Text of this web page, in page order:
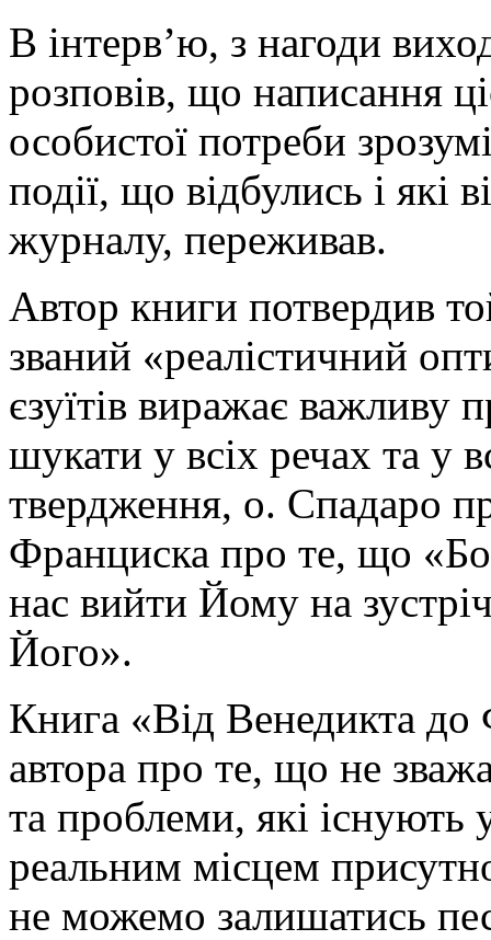
В інтерв’ю, з нагоди
розповів, що написання
особистої потреби
події, що відбулись і які
журналу, переживав.
Автор книги потвердив
званий «реалістичний
єзуїтів виражає важливу
шукати у всіх речах та у
твердження, о. Спадаро
Франциска про те, що
нас вийти Йому на
Його».
Книга «Від Венедикта до
автора про те, що не
та проблеми, які існують
реальним місцем
не можемо залишатись